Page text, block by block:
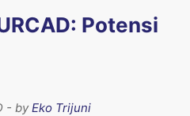
Potensi
- byEko Trijuni